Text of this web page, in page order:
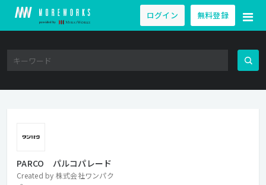
ログイン 無料登録
PARCO パルコパレード
Created by 株式会社ワンパク